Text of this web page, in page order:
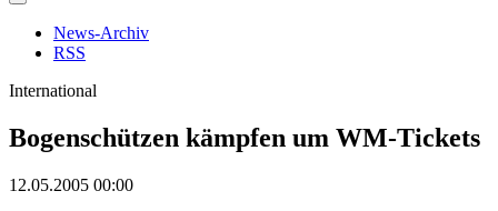
News-Archiv
RSS
International
Bogenschützen kämpfen um WM-Tickets
12.05.2005 00:00